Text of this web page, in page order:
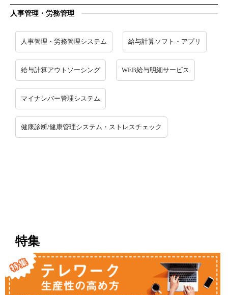
人事管理・労務管理
人事管理・労務管理システム 給与計算ソフト・アプリ
給与計算アウトソーシング WEB給与明細サービス
マイナンバー管理システム
健康診断/健康管理システム・ストレスチェック
特集